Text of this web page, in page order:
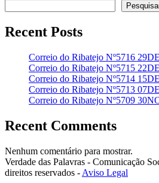
Recent Posts
Correio do Ribatejo Nº5716
Correio do Ribatejo Nº5715
Correio do Ribatejo Nº5714
Correio do Ribatejo Nº5713
Correio do Ribatejo Nº5709
Recent Comments
Nenhum comentário para mostrar.
Verdade das Palavras - Comunicação
direitos reservados - Aviso Legal